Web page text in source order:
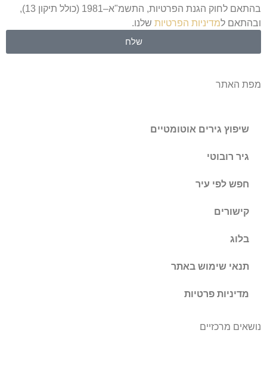
בהתאם לחוק הגנת הפרטיות, התשמ"א–1981 (כולל תיקון 13),
ובהתאם למדיניות הפרטיות שלנו.
שלח
מפת האתר
שיפוץ גירים אוטומטיים
גיר רובוטי
חפש לפי עיר
קישורים
בלוג
תנאי שימוש באתר
מדיניות פרטיות
נושאים מרכזיים